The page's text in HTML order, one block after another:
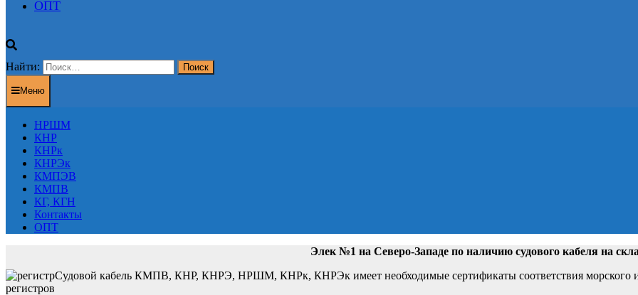
ОПТ
Найти:
Меню
НРШМ
КНР
КНРк
КНРЭк
КМПЭВ
КМПВ
КГ, КГН
Контакты
ОПТ
Элек №1 на Северо-Западе по наличию судового кабеля на
Судовой кабель КМПВ, КНР, КНРЭ, НРШМ, КНРк, КНРЭк имеет необходимые сертификаты соответствия морского
регистров